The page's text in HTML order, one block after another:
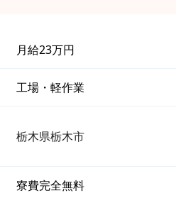
月給23万円
工場・軽作業
栃木県栃木市
寮費完全無料